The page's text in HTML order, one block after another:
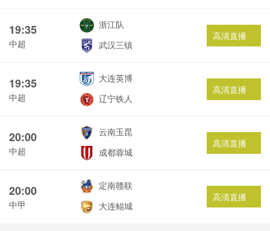
19:35
中超
浙江队
武汉三镇
高清直播
19:35
中超
大连英博
辽宁铁人
高清直播
20:00
中超
云南玉昆
成都蓉城
高清直播
20:00
中甲
定南赣联
大连鲲城
高清直播